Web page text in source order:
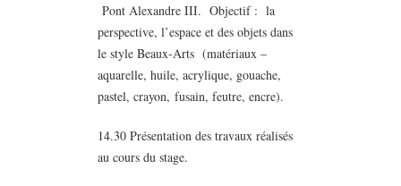
Pont Alexandre III. Objectif : la
perspective, l’espace et des objets dans
le style Beaux-Arts (matériaux –
aquarelle, huile, acrylique, gouache,
pastel, crayon, fusain, feutre, encre).
14.30 Présentation des travaux réalisés
au cours du stage.